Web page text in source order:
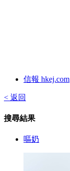
信報 hkej.com
< 返回
搜尋結果
嘔奶